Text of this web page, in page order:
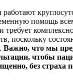
помощь
поскольку
Важно, что мы
чтобы
без страха